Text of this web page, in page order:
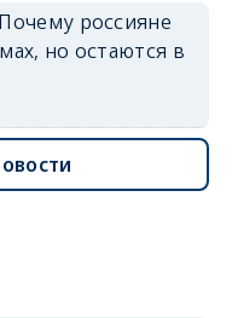
россияне
но остаются в